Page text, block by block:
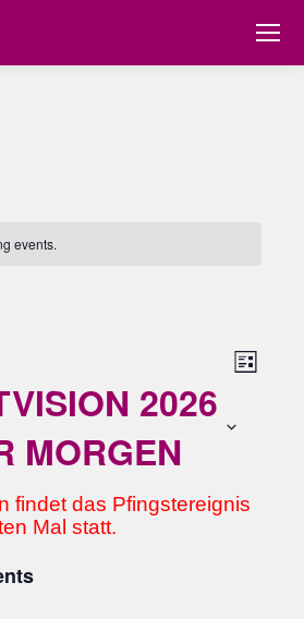
events.
Views
Event
List
2026
MORGEN
findet das Pfingstereignis
Mal statt.